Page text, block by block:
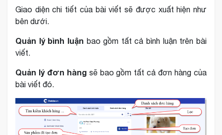
Giao diện chi tiết của bài viết sẽ được xuất hiện như
bên dưới.
Quản lý bình luận bao gồm tất cả bình luận trên bài
viết.
Quản lý đơn hàngsẽ bao gồm tất cả đơn hàng của
bài viết đó.